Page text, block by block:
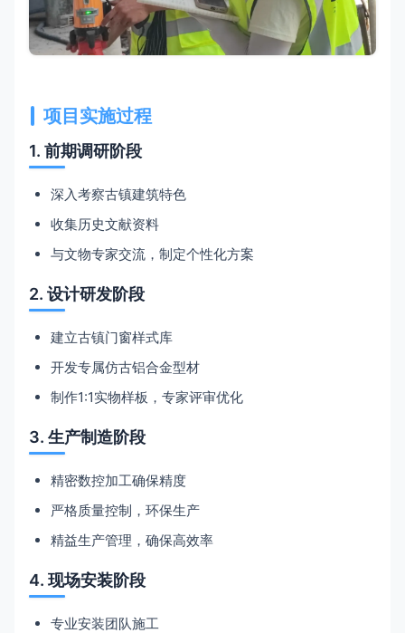
项目实施过程
1. 前期调研阶段
深入考察古镇建筑特色
收集历史文献资料
与文物专家交流，制定个性化方案
2. 设计研发阶段
建立古镇门窗样式库
开发专属仿古铝合金型材
制作1:1实物样板，专家评审优化
3. 生产制造阶段
精密数控加工确保精度
严格质量控制，环保生产
精益生产管理，确保高效率
4. 现场安装阶段
专业安装团队施工